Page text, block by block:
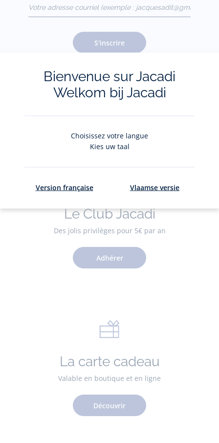
(exemple :
jacquesadit@gmail.com)
S'inscrire
Pour plus d'informations sur vos données personnelles,
ici.
Le Club Jacadi
Des jolis privilèges pour 5€ par an
Adhérer
La carte cadeau
Valable en boutique et en ligne
Découvrir
Bienvenue sur Jacadi
Welkom bij Jacadi
Choisissez votre langue
Kies uw taal
Version française Vlaamse versie